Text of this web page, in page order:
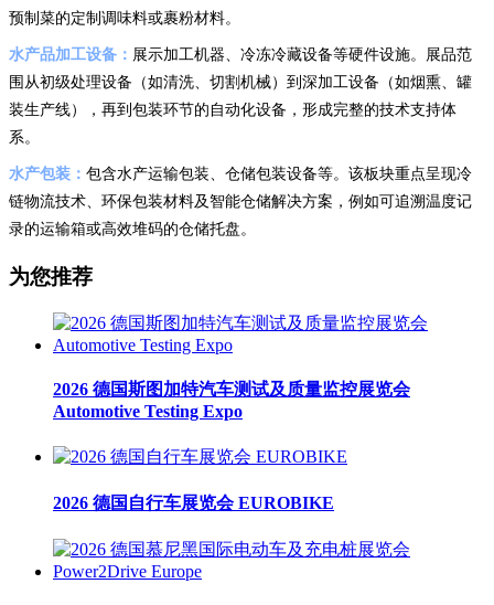
预制菜的定制调味料或裹粉材料。
水产品加工设备： 展示加工机器、冷冻冷藏设备等硬件设施。展品范
围从初级处理设备（如清洗、切割机械）到深加工设备（如烟熏、罐
装生产线），再到包装环节的自动化设备，形成完整的技术支持体
系。
水产包装： 包含水产运输包装、仓储包装设备等。该板块重点呈现冷
链物流技术、环保包装材料及智能仓储解决方案，例如可追溯温度记
录的运输箱或高效堆码的仓储托盘。
为您推荐
2026 德国斯图加特汽车测试及质量监控展览会
Automotive Testing Expo
2026 德国自行车展览会 EUROBIKE